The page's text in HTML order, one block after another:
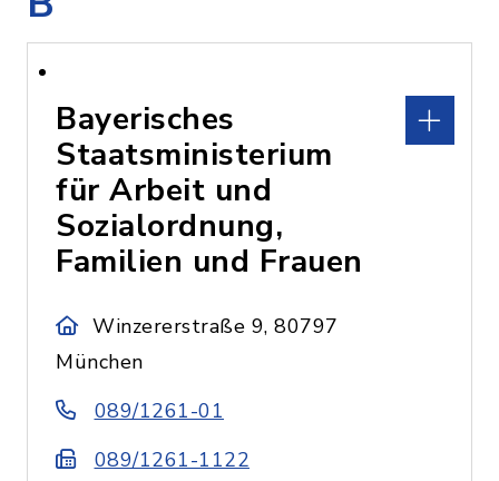
Bayerisches
Staatsministerium
für Arbeit und
Sozialordnung,
Familien und Frauen
Winzererstraße 9, 80797
München
089/1261-01
089/1261-1122